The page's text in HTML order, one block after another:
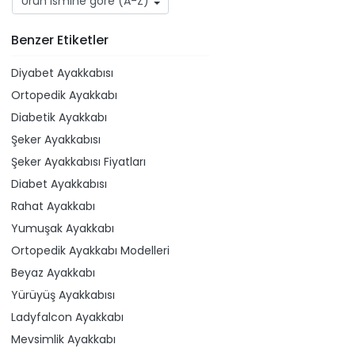
Benzer Etiketler
Diyabet Ayakkabısı
Ortopedik Ayakkabı
Diabetik Ayakkabı
Şeker Ayakkabısı
Şeker Ayakkabısı Fiyatları
Diabet Ayakkabısı
Rahat Ayakkabı
Yumuşak Ayakkabı
Ortopedik Ayakkabı Modelleri
Beyaz Ayakkabı
Yürüyüş Ayakkabısı
Ladyfalcon Ayakkabı
Mevsimlik Ayakkabı